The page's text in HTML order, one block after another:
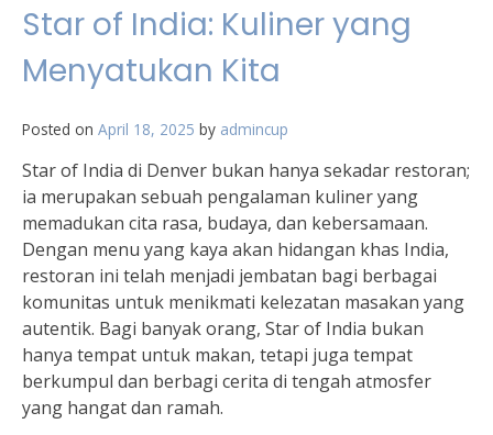
Star of India: Kuliner yang
Menyatukan Kita
Posted on April 18, 2025 by admincup
Star of India di Denver bukan hanya sekadar restoran;
ia merupakan sebuah pengalaman kuliner yang
memadukan cita rasa, budaya, dan kebersamaan.
Dengan menu yang kaya akan hidangan khas India,
restoran ini telah menjadi jembatan bagi berbagai
komunitas untuk menikmati kelezatan masakan yang
autentik. Bagi banyak orang, Star of India bukan
hanya tempat untuk makan, tetapi juga tempat
berkumpul dan berbagi cerita di tengah atmosfer
yang hangat dan ramah.